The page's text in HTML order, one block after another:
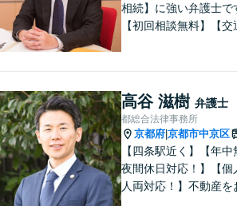
相続】に強い弁護士で
【初回相談無料】【交
徒歩５分】の法律事務
クスの代表弁護士で【
経験１０年以上】にな
す。
高谷 滋樹 弁護士
都総合法律事務所
京都府 京都市中京区
【四条駅近く】【年中
夜間休日対応！】【個
人両対応！】不動産を